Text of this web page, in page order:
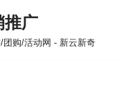
推广
购/活动网 - 新云新奇